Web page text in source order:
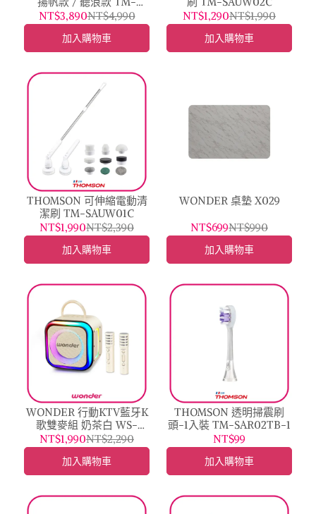
TCDS01T
NT$3,890NT$4,990
加入購物車
NT$1,290NT$1,990
加入購物車
THOMSON 可伸縮電動清
潔刷 TM-SAUW01C
NT$1,990NT$2,390
加入購物車
WONDER 桌墊 X029
NT$699NT$990
加入購物車
WONDER 行動KTV藍牙K
歌雙麥組 奶茶白 WS-
T052U
NT$1,990NT$2,290
加入購物車
THOMSON 透明掃震刷
頭-1入裝 TM-SAR02TB-1
NT$99
加入購物車